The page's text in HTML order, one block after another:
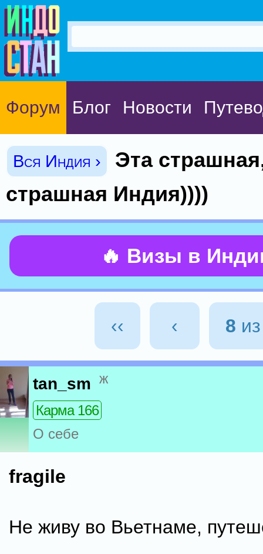
Форум Блог Новости
Вся Индия ›
Эта
страшная Индия))))
🔥 Визы в
‹‹ ‹ 8
tan_sm ж
Карма 166
О себе
fragile
Не живу во Вьетнаме,